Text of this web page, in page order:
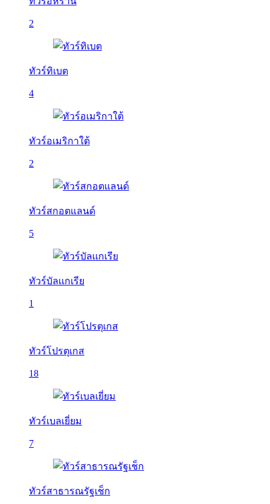
2
ทัวร์ทิเบต
4
ทัวร์อเมริกาใต้
2
ทัวร์สกอตแลนด์
5
ทัวร์บัลเเกเรีย
1
ทัวร์โปรตุเกส
18
ทัวร์เบลเยี่ยม
7
ทัวร์สาธารณรัฐเช็ก